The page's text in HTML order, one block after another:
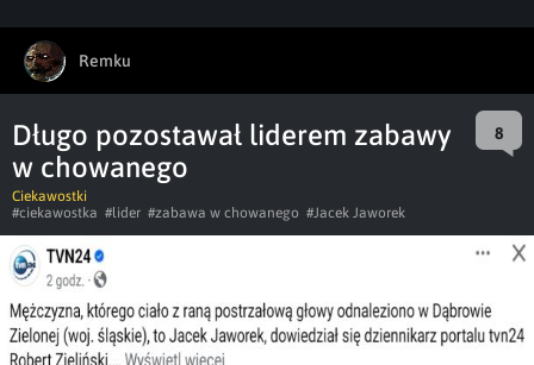
Remku
Długo pozostawał liderem zabawy
w chowanego
8
Ciekawostki
#ciekawostka #lider #zabawa w chowanego #Jacek Jaworek